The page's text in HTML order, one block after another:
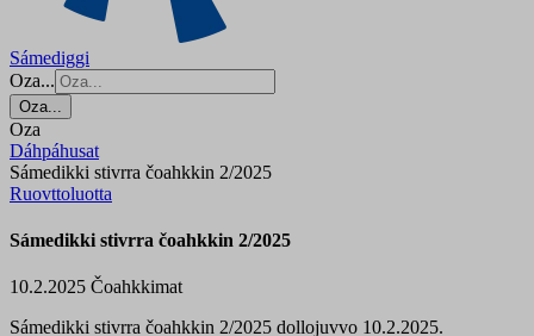
Sámediggi
Oza...
Oza...
Oza
Dáhpáhusat
Sámedikki stivrra čoahkkin 2/2025
Ruovttoluotta
Sámedikki stivrra čoahkkin 2/2025
10.2.2025 Čoahkkimat
Sámedikki stivrra čoahkkin 2/2025 dollojuvvo 10.2.2025.